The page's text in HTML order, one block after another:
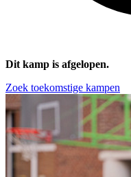
Dit kamp is afgelopen.
Zoek toekomstige kampen